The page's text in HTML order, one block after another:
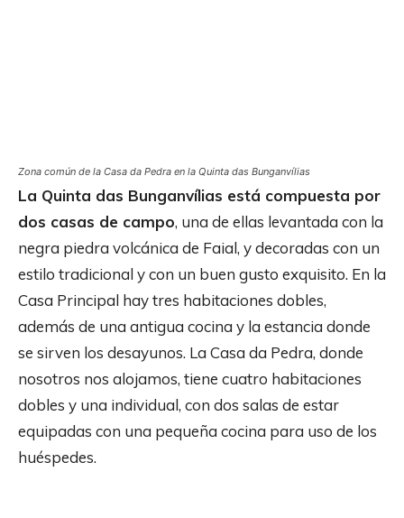
Zona común de la Casa da Pedra en la Quinta das Bunganvílias
La Quinta das Bunganvílias está compuesta por
dos casas de campo, una de ellas levantada con la
negra piedra volcánica de Faial, y decoradas con un
estilo tradicional y con un buen gusto exquisito. En la
Casa Principal hay tres habitaciones dobles,
además de una antigua cocina y la estancia donde
se sirven los desayunos. La Casa da Pedra, donde
nosotros nos alojamos, tiene cuatro habitaciones
dobles y una individual, con dos salas de estar
equipadas con una pequeña cocina para uso de los
huéspedes.